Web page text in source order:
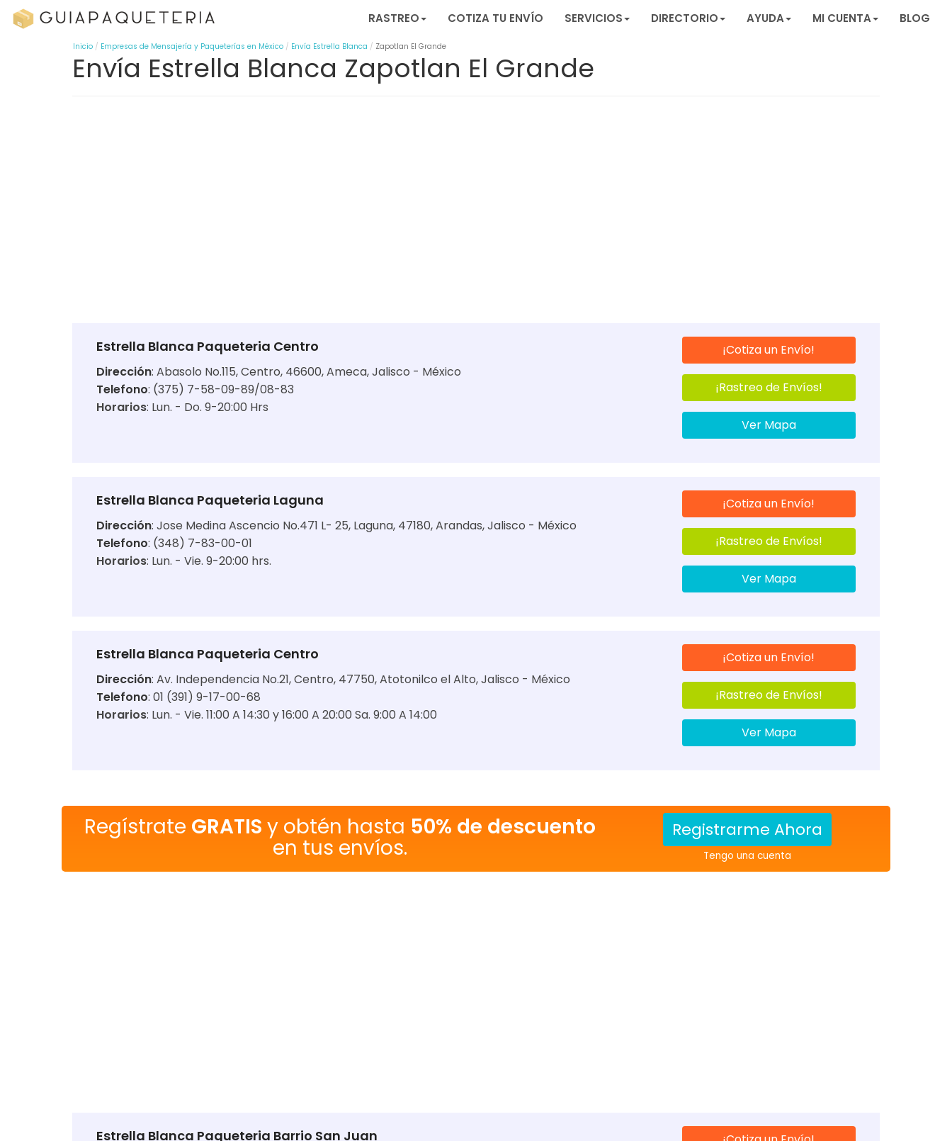
RASTREO COTIZA TU ENVÍO SERVICIOS DIRECTORIO AYUDA MI CUENTA BLOG
Inicio Empresas de Mensajería y Paqueterías en México Envía Estrella Blanca Zapotlan El Grande
Envía Estrella Blanca Zapotlan El Grande
Estrella Blanca Paqueteria Centro
Dirección: Abasolo No.115, Centro, 46600, Ameca, Jalisco - México
Telefono: (375) 7-58-09-89/08-83
Horarios: Lun. - Do. 9-20:00 Hrs
¡Cotiza un Envío!
¡Rastreo de Envíos!
Ver Mapa
Estrella Blanca Paqueteria Laguna
Dirección: Jose Medina Ascencio No.471 L- 25, Laguna, 47180, Arandas, Jalisco - México
Telefono: (348) 7-83-00-01
Horarios: Lun. - Vie. 9-20:00 hrs.
¡Cotiza un Envío!
¡Rastreo de Envíos!
Ver Mapa
Estrella Blanca Paqueteria Centro
Dirección: Av. Independencia No.21, Centro, 47750, Atotonilco el Alto, Jalisco - México
Telefono: 01 (391) 9-17-00-68
Horarios: Lun. - Vie. 11:00 A 14:30 y 16:00 A 20:00 Sa. 9:00 A 14:00
¡Cotiza un Envío!
¡Rastreo de Envíos!
Ver Mapa
Regístrate GRATIS y obtén hasta 50% de descuento
en tus envíos.
Registrarme Ahora
Tengo una cuenta
Estrella Blanca Paqueteria Barrio San Juan